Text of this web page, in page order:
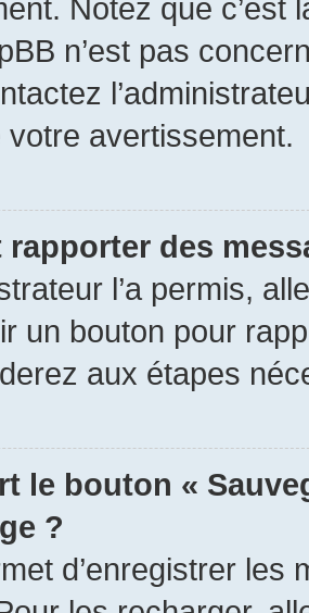
Notez que c’est
n’est pas
votre avertissement.
rapporter des
l’a permis,
un bouton pour
aux étapes
le bouton «
?
d’enregistrer